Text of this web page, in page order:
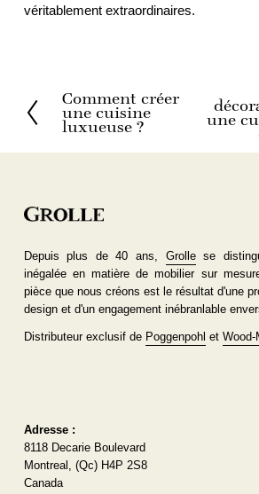
véritablement extraordinaires.
P
r
é
c
e
n
Comment créer
une cuisine
luxueuse ? une
Depuis plus de 40 ans, Grollese
inégalée en matière de mobilier sur
pièce que nous créons est le résultat d'une
design et d'un engagement inébranlable
Distributeur exclusif de Poggenpohl et Wood-
Adresse :
8118 Decarie Boulevard
Montreal, (Qc) H4P 2S8
Canada